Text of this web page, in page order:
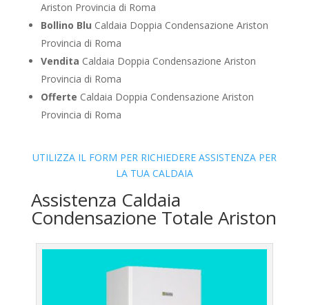
Ariston Provincia di Roma
Bollino Blu Caldaia Doppia Condensazione Ariston
Provincia di Roma
Vendita Caldaia Doppia Condensazione Ariston
Provincia di Roma
Offerte Caldaia Doppia Condensazione Ariston
Provincia di Roma
UTILIZZA IL FORM PER RICHIEDERE ASSISTENZA PER
LA TUA CALDAIA
Assistenza Caldaia
Condensazione Totale Ariston